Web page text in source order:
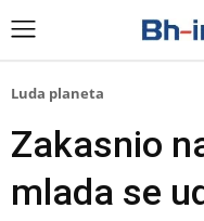
Luda planeta
Zakasnio
mlada se